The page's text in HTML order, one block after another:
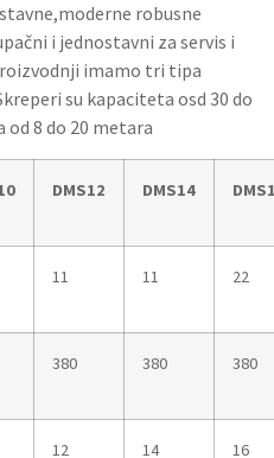
robusne
i jednostavni za servis i
imamo tri tipa
su kapaciteta osd 30 do
od 8 do 20 metara
DMS12 DMS14
11 11 22
380 380 380
12 14 16